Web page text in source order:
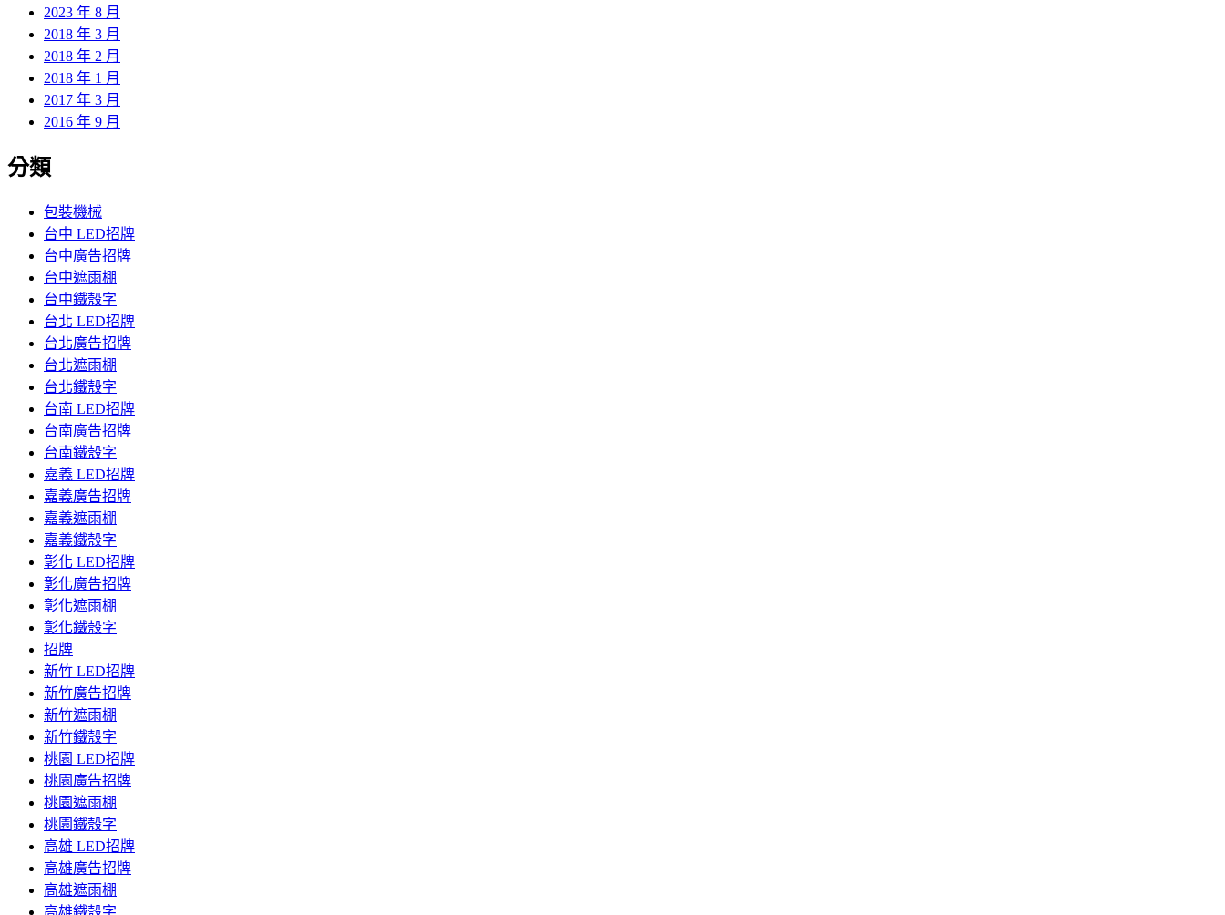
2023 年 8 月
2018 年 3 月
2018 年 2 月
2018 年 1 月
2017 年 3 月
2016 年 9 月
分類
包裝機械
台中 LED招牌
台中廣告招牌
台中遮雨棚
台中鐵殼字
台北 LED招牌
台北廣告招牌
台北遮雨棚
台北鐵殼字
台南 LED招牌
台南廣告招牌
台南鐵殼字
嘉義 LED招牌
嘉義廣告招牌
嘉義遮雨棚
嘉義鐵殼字
彰化 LED招牌
彰化廣告招牌
彰化遮雨棚
彰化鐵殼字
招牌
新竹 LED招牌
新竹廣告招牌
新竹遮雨棚
新竹鐵殼字
桃園 LED招牌
桃園廣告招牌
桃園遮雨棚
桃園鐵殼字
高雄 LED招牌
高雄廣告招牌
高雄遮雨棚